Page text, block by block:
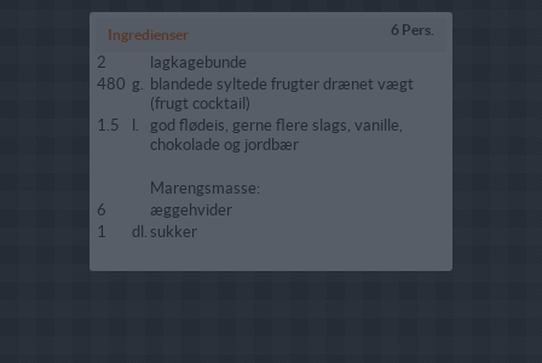
Ingredienser 6 Pers.
2
lagkagebunde
480 g. blandede syltede frugter drænet vægt
(frugt cocktail)
1.5
l.
god flødeis, gerne flere slags, vanille,
chokolade og jordbær
Marengsmasse:
6
æggehvider
1
dl. sukker